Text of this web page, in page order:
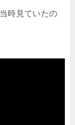
時見ていたの